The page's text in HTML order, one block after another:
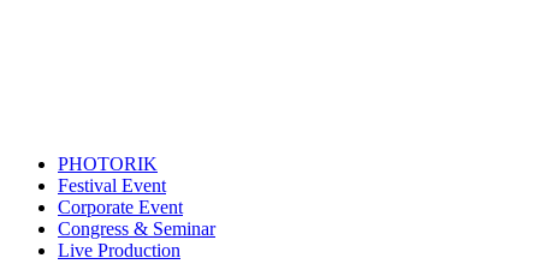
PHOTORIK
Festival Event
Corporate Event
Congress & Seminar
Live Production